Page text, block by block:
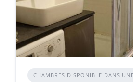
CHAMBRES DISPONIBLE DANS